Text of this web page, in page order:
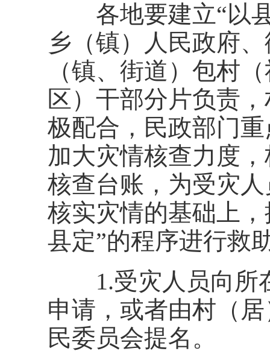
各地要建立“以县
乡（镇）人民政府
（镇、街道）包村
区）干部分片负责
极配合，民政部门
加大灾情核查力度
核查台账，为受灾
核实灾情的基础上
县定”的程序进行救
1.受灾人员向所
申请，或者由村（
民委员会提名。